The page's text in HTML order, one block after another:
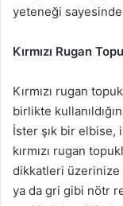
yeteneği
Kırmızı Rugan
Kırmızı rugan
birlikte
İster şık bir
kırmızı rugan
dikkatleri üzerinize
ya da gri gibi nötr